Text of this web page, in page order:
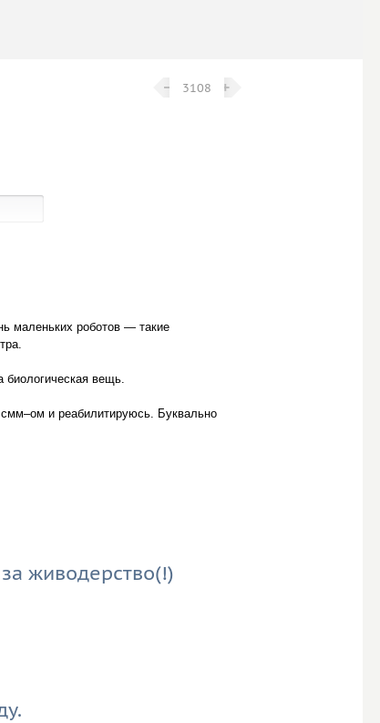
− −3108+ +
маленьких роботов — такие
вещь.
и реабилитируюсь. Буквально
живодерство(!)